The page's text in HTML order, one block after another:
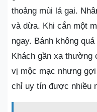
thoảng mùi lá gai.
và dừa. Khi cắn một
ngay. Bánh không
Khách gần xa thường
vị mộc mạc nhưng
chỉ uy tín được nhiều